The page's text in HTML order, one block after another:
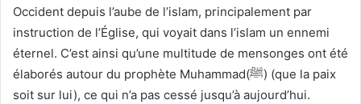
Occident depuis l’aube de l’islam, principalement par
instruction de l’Église, qui voyait dans l’islam un ennemi
éternel. C’est ainsi qu’une multitude de mensonges ont été
élaborés autour du prophète Muhammad(ﷺ) (que la paix
soit sur lui), ce qui n’a pas cessé jusqu’à aujourd’hui.